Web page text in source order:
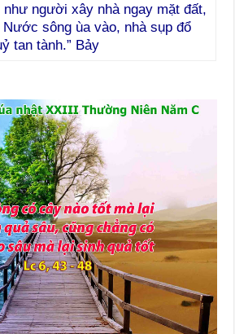
người xây nhà ngay mặt đất,
Nước sông ùa vào, nhà sụp đổ
tan tành.” Bảy